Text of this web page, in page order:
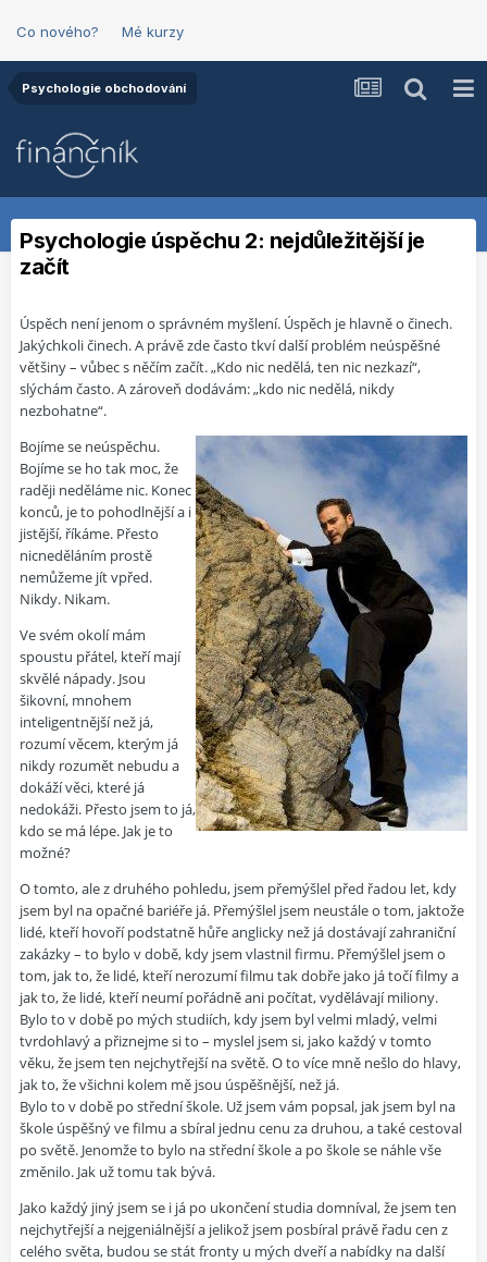
Co nového? Mé kurzy
Psychologie obchodování
Psychologie úspěchu 2: nejdůležitější je
začít
Úspěch není jenom o správném myšlení. Úspěch je hlavně o činech.
Jakýchkoli činech. A právě zde často tkví další problém neúspěšné
většiny – vůbec s něčím začít. „Kdo nic nedělá, ten nic nezkazí“,
slýchám často. A zároveň dodávám: „kdo nic nedělá, nikdy
nezbohatne“.
Bojíme se neúspěchu.
Bojíme se ho tak moc, že
raději neděláme nic. Konec
konců, je to pohodlnější a i
jistější, říkáme. Přesto
nicneděláním prostě
nemůžeme jít vpřed.
Nikdy. Nikam.
Ve svém okolí mám
spoustu přátel, kteří mají
skvělé nápady. Jsou
šikovní, mnohem
inteligentnější než já,
rozumí věcem, kterým já
nikdy rozumět nebudu a
dokáží věci, které já
nedokáži. Přesto jsem to já,
kdo se má lépe. Jak je to
možné?
O tomto, ale z druhého pohledu, jsem přemýšlel před řadou let, kdy
jsem byl na opačné bariéře já. Přemýšlel jsem neustále o tom, jaktože
lidé, kteří hovoří podstatně hůře anglicky než já dostávají zahraniční
zakázky – to bylo v době, kdy jsem vlastnil firmu. Přemýšlel jsem o
tom, jak to, že lidé, kteří nerozumí filmu tak dobře jako já točí filmy a
jak to, že lidé, kteří neumí pořádně ani počítat, vydělávají miliony.
Bylo to v době po mých studiích, kdy jsem byl velmi mladý, velmi
tvrdohlavý a přiznejme si to – myslel jsem si, jako každý v tomto
věku, že jsem ten nejchytřejší na světě. O to více mně nešlo do hlavy,
jak to, že všichni kolem mě jsou úspěšnější, než já.
Bylo to v době po střední škole. Už jsem vám popsal, jak jsem byl na
škole úspěšný ve filmu a sbíral jednu cenu za druhou, a také cestoval
po světě. Jenomže to bylo na střední škole a po škole se náhle vše
změnilo. Jak už tomu tak bývá.
Jako každý jiný jsem se i já po ukončení studia domníval, že jsem ten
nejchytřejší a nejgeniálnější a jelikož jsem posbíral právě řadu cen z
celého světa, budou se stát fronty u mých dveří a nabídky na další